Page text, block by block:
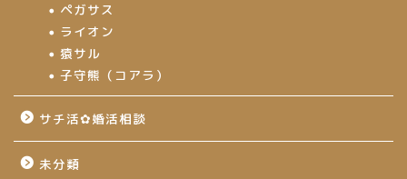
ペガサス
ライオン
猿サル
子守熊（コアラ）
サチ活✿婚活相談
未分類